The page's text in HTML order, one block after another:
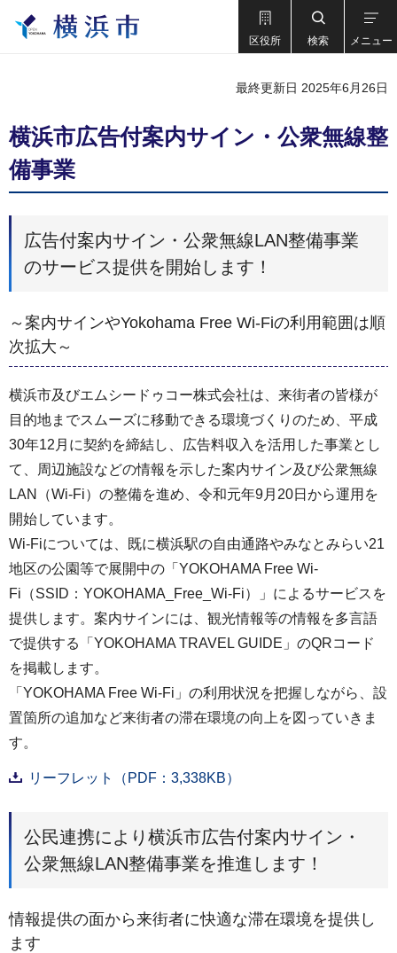
区役所 検索 メニュー
最終更新日 2025年6月26日
横浜市広告付案内サイン・公衆無線整
備事業
広告付案内サイン・公衆無線LAN整備事業
のサービス提供を開始します！
～案内サインやYokohama Free Wi-Fiの利用範囲は順
次拡大～
横浜市及びエムシードゥコー株式会社は、来街者の皆様が
目的地までスムーズに移動できる環境づくりのため、平成
30年12月に契約を締結し、広告料収入を活用した事業とし
て、周辺施設などの情報を示した案内サイン及び公衆無線
LAN（Wi-Fi）の整備を進め、令和元年9月20日から運用を
開始しています。
Wi-Fiについては、既に横浜駅の自由通路やみなとみらい21
地区の公園等で展開中の「YOKOHAMA Free Wi-
Fi（SSID：YOKOHAMA_Free_Wi-Fi）」によるサービスを
提供します。案内サインには、観光情報等の情報を多言語
で提供する「YOKOHAMA TRAVEL GUIDE」のQRコード
を掲載します。
「YOKOHAMA Free Wi-Fi」の利用状況を把握しながら、設
置箇所の追加など来街者の滞在環境の向上を図っていきま
す。
リーフレット（PDF：3,338KB）
公民連携により横浜市広告付案内サイン・
公衆無線LAN整備事業を推進します！
情報提供の面から来街者に快適な滞在環境を提供し
ます